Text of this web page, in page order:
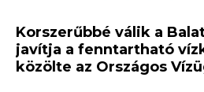
Korszerűbbé válik a
javítja a fenntartható
közölte az Országos